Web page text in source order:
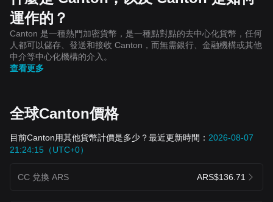
運作的？
Canton 是一種熱門加密貨幣，是一種點對點的去中心化貨幣，任何
人都可以儲存、發送和接收 Canton，而無需銀行、金融機構或其他
中介等中心化機構的介入。
查看更多
全球Canton價格
目前Canton用其他貨幣計價是多少？最近更新時間： 2026-08-07
21:24:15（UTC+0）
CC 兌換 ARS ARS$136.71